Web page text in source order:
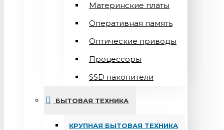
Материнские платы
Оперативная память
Оптические приводы
Процессоры
SSD накопители
БЫТОВАЯ ТЕХНИКА
КРУПНАЯ БЫТОВАЯ ТЕХНИКА